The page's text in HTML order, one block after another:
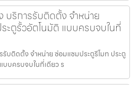
บริการรับติดตั้ง จำหน่าย
ะตูรั้วอัตโนมัติ แบบครบจบในที่
บติดตั้ง จำหน่าย ซ่อมแซมประตูรีโมท ประตู
บบครบจบในที่เดียว ร